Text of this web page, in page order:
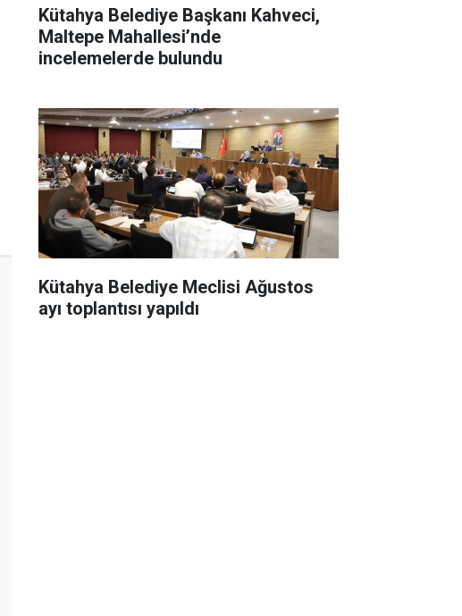
Kütahya Belediye Başkanı Kahveci,
Maltepe Mahallesi’nde
incelemelerde bulundu
Kütahya Belediye Meclisi Ağustos
ayı toplantısı yapıldı